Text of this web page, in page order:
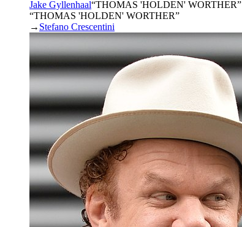
Jake Gyllenhaal“THOMAS 'HOLDEN' WORTHER”
“THOMAS 'HOLDEN' WORTHER”
→ Stefano Crescentini